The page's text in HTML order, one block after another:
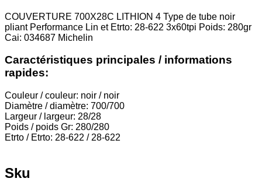
COUVERTURE 700X28C LITHION 4 Type de tube noir
pliant Performance Lin et Etrto: 28-622 3x60tpi Poids: 280gr
Cai: 034687 Michelin
Caractéristiques principales / informations
rapides:
Couleur / couleur: noir / noir
Diamètre / diamètre: 700/700
Largeur / largeur: 28/28
Poids / poids Gr: 280/280
Etrto / Etrto: 28-622 / 28-622
Sku